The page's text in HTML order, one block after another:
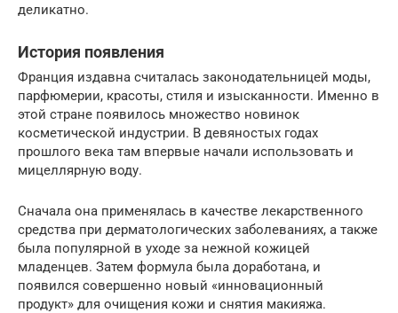
деликатно.
История появления
Франция издавна считалась законодательницей моды,
парфюмерии, красоты, стиля и изысканности. Именно в
этой стране появилось множество новинок
косметической индустрии. В девяностых годах
прошлого века там впервые начали использовать и
мицеллярную воду.
Сначала она применялась в качестве лекарственного
средства при дерматологических заболеваниях, а также
была популярной в уходе за нежной кожицей
младенцев. Затем формула была доработана, и
появился совершенно новый «инновационный
продукт» для очищения кожи и снятия макияжа.